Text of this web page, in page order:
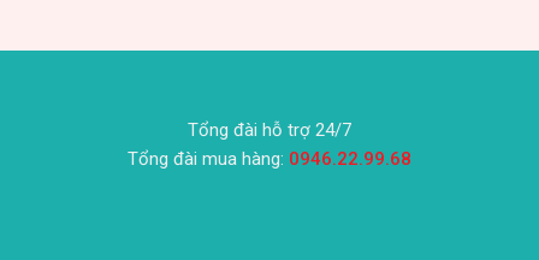
Tổng đài hỗ trợ 24/7
Tổng đài mua hàng: 0946.22.99.68